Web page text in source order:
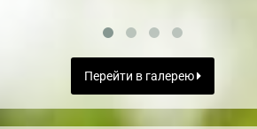
Перейти в галерею